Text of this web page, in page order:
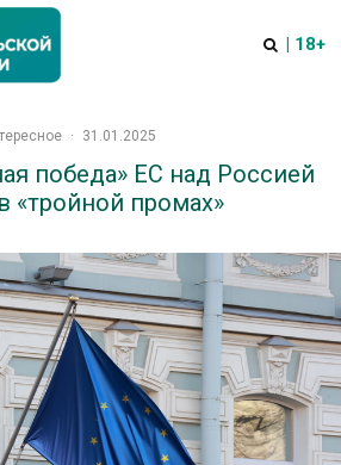
| 18+
· 31.01.2025
победа» ЕС над Россией
«тройной промах»